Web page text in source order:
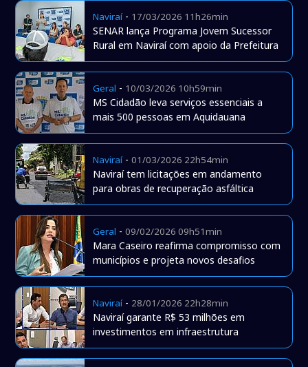
Naviraí- 17/03/2026 11h26min
SENAR lança Programa Jovem Sucessor
Rural em Naviraí com apoio da Prefeitura
Geral - 10/03/2026 10h59min
MS Cidadão leva serviços essenciais a
mais 500 pessoas em Aquidauana
Naviraí-01/03/2026 22h54min
Naviraí tem licitações em andamento
para obras de recuperação asfáltica
Geral -09/02/2026 09h51min
Mara Caseiro reafirma compromisso com
municípios e projeta novos desafios
Naviraí- 28/01/2026 22h28min
Naviraí garante R$ 53 milhões em
investimentos em infraestrutura